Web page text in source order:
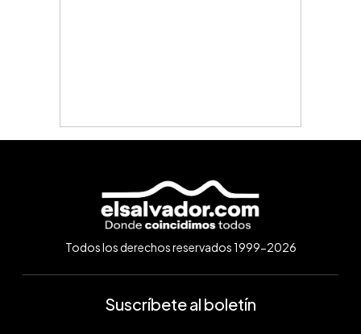
Todos los derechos reservados 1999-2026
Suscríbete al boletín